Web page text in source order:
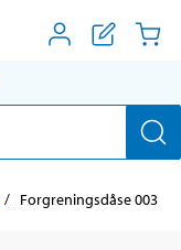
Forgreningsdåse 003